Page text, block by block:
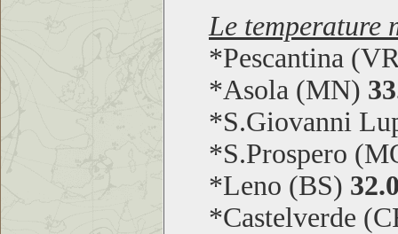
Le temperature
*Pescantina
*Asola (MN)
*S.Giovanni
*S.Prospero
*Leno (BS)
*Castelverde